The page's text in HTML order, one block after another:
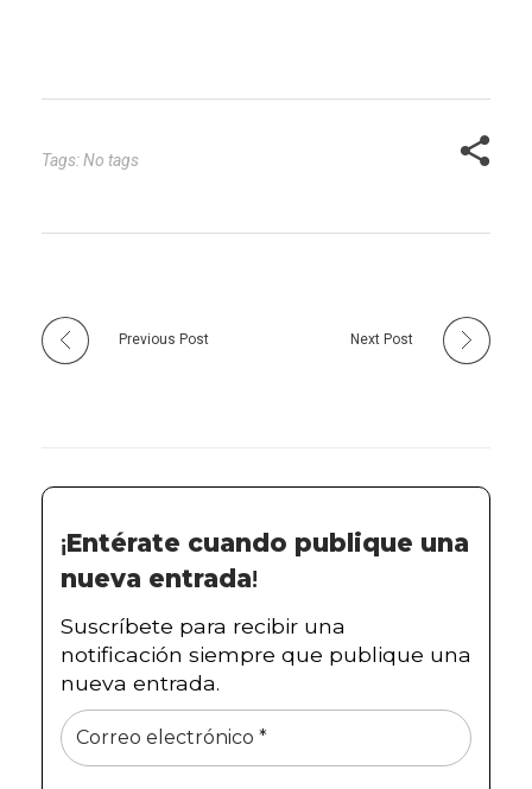
animal y ambiental,
Tags: No tags
Previous Post Next Post
¡Entérate cuando publique una
nueva entrada!
Suscríbete para recibir una
notificación siempre que publique una
nueva entrada.